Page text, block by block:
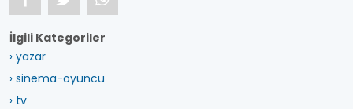
İlgili Kategoriler
› yazar
› sinema-oyuncu
› tv